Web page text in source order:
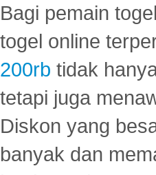
Bagi pemain
togel online
200rb tidak
tetapi juga
Diskon yang
banyak dan